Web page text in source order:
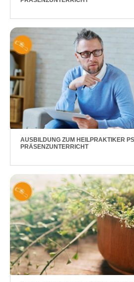
AUSBILDUNG ZUM HEILPRAKTIKER
PRÄSENZUNTERRICHT